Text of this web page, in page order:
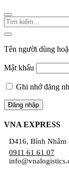
Tên người dùng
Mật khẩu
Ghi nhớ đăng
VNA EXPRESS
D416, Bình Nhâm
0911 61 61 07